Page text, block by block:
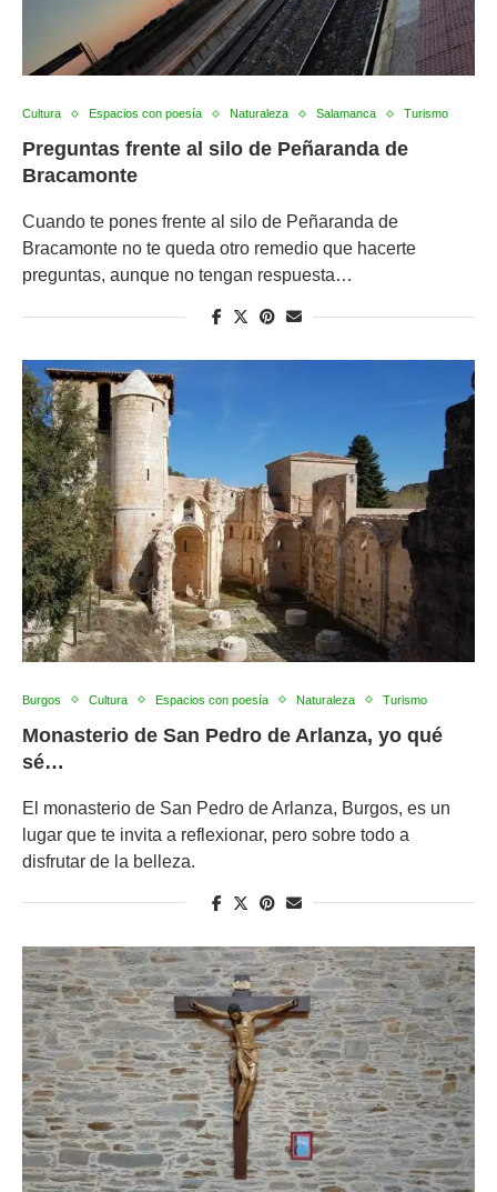
Cultura Espacios con poesía Naturaleza Salamanca Turismo
Preguntas frente al silo de Peñaranda de
Bracamonte
Cuando te pones frente al silo de Peñaranda de
Bracamonte no te queda otro remedio que hacerte
preguntas, aunque no tengan respuesta…
Burgos Cultura Espacios con poesía Naturaleza Turismo
Monasterio de San Pedro de Arlanza, yo qué
sé…
El monasterio de San Pedro de Arlanza, Burgos, es un
lugar que te invita a reflexionar, pero sobre todo a
disfrutar de la belleza.